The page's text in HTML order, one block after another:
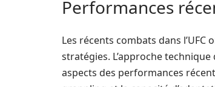
Performances
Les récents combats dans
stratégies. L’approche
aspects des performances